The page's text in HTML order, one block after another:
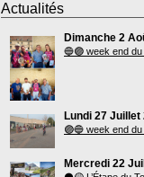
Actualités
Dimanche 2
🔵🟣 week end
Lundi 27 Juillet
🟣🔵 week end du
Mercredi 22